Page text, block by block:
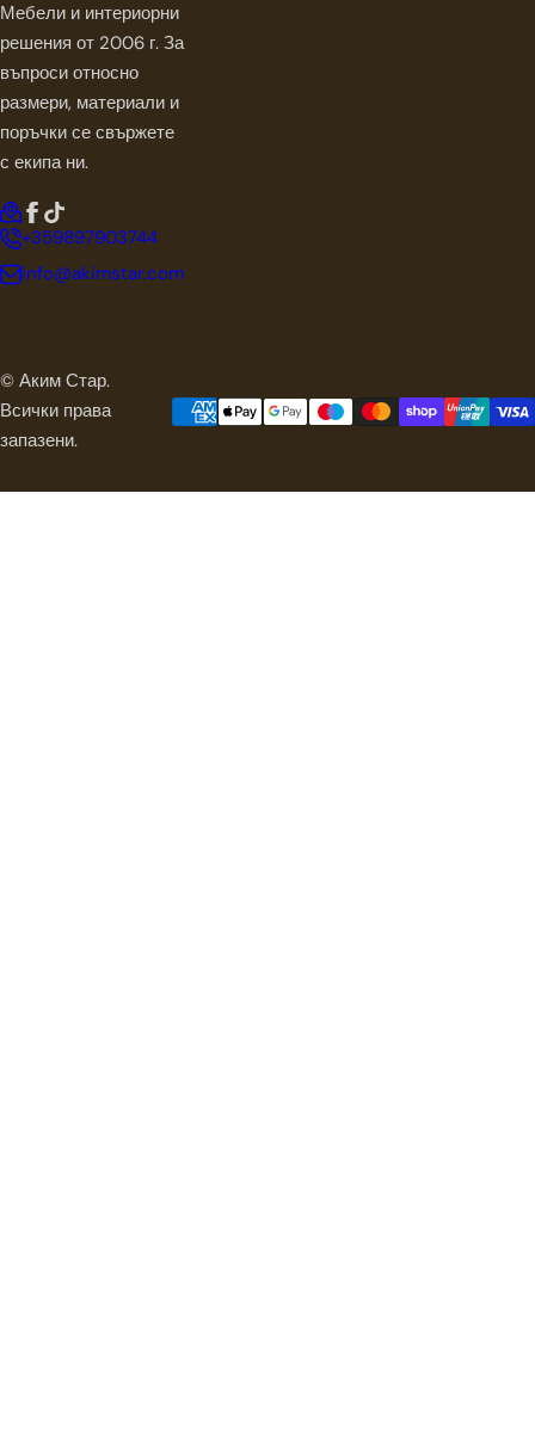
Мебели и интериорни
решения от 2006 г. За
въпроси относно
размери, материали и
поръчки се свържете
с екипа ни.
+359897903744
info@akimstar.com
© Аким Стар.
Всички права
запазени.